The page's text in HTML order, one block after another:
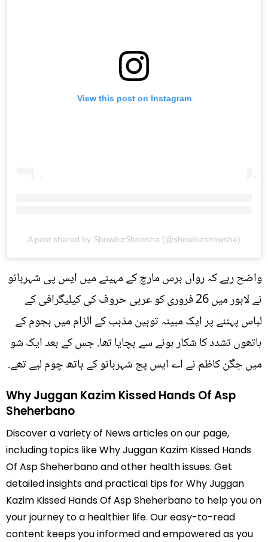
View this post on Instagram
A post shared by ShowbizShowsha (@showbizshowsha)
واضح رہے کہ رواں برس مارچ کے مہینے میں ایس پی شہربانو
نے لاہور میں 26 فروری کو عربی حروف کی کیلیگرافی کے
لباس پہننے پر ایک مبینہ توہین مذہب کے الزام میں ہجوم کے
ہاتھوں تشدد کا شکار ہونے سے بچایا تھا. جس کے بعد ایک شو
میں جگن کاظم نے اے ایس پج شہربانو کے ہاتھ چوم لیے تھے.
Why Juggan Kazim Kissed Hands Of Asp
Sheherbano
Discover a variety of News articles on our page,
including topics like Why Juggan Kazim Kissed Hands
Of Asp Sheherbano and other health issues. Get
detailed insights and practical tips for Why Juggan
Kazim Kissed Hands Of Asp Sheherbano to help you on
your journey to a healthier life. Our easy-to-read
content keeps you informed and empowered as you